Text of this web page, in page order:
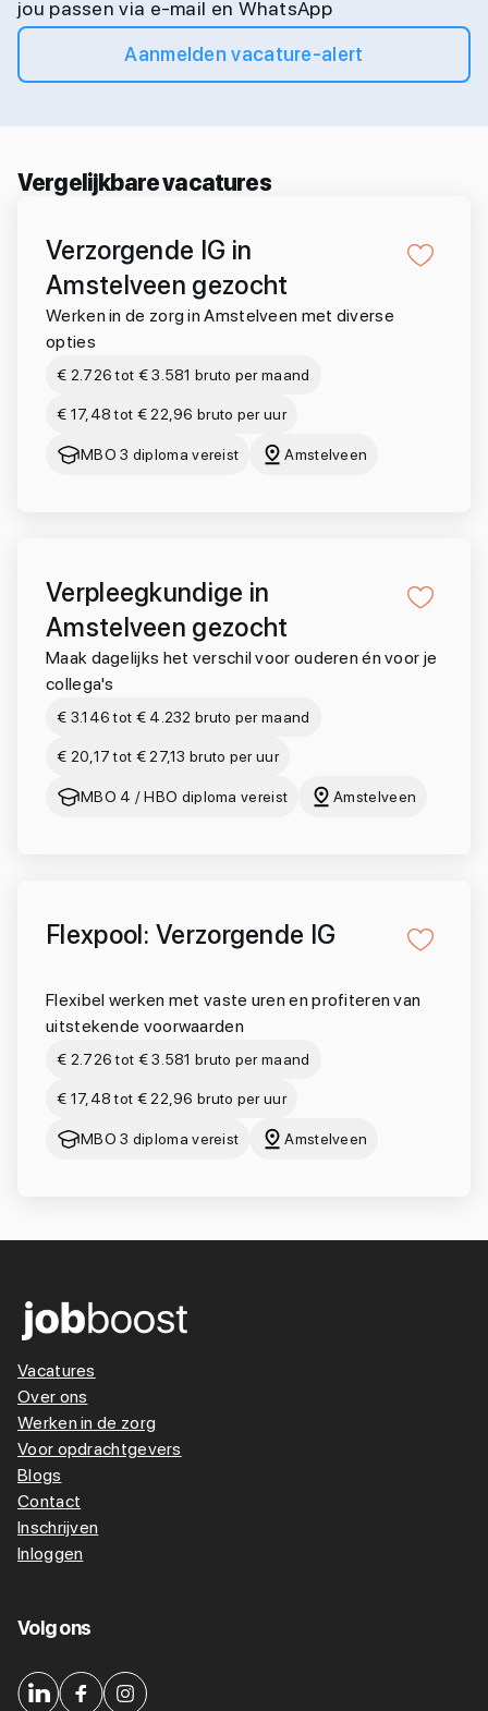
jou passen via e-mail en WhatsApp
Aanmelden vacature-alert
Vergelijkbare vacatures
Verzorgende IG in
Amstelveen gezocht
Werken in de zorg in Amstelveen met diverse
opties
€ 2.726 tot € 3.581 bruto per maand
€ 17,48 tot € 22,96 bruto per uur
MBO 3 diploma vereist Amstelveen
Verpleegkundige in
Amstelveen gezocht
Maak dagelijks het verschil voor ouderen én voor je
collega's
€ 3.146 tot € 4.232 bruto per maand
€ 20,17 tot € 27,13 bruto per uur
MBO 4 / HBO diploma vereist Amstelveen
Flexpool: Verzorgende IG
Flexibel werken met vaste uren en profiteren van
uitstekende voorwaarden
€ 2.726 tot € 3.581 bruto per maand
€ 17,48 tot € 22,96 bruto per uur
MBO 3 diploma vereist Amstelveen
Vacatures
Over ons
Werken in de zorg
Voor opdrachtgevers
Blogs
Contact
Inschrijven
Inloggen
Volg ons